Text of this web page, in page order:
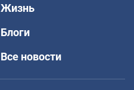
Жизнь
Блоги
Все новости